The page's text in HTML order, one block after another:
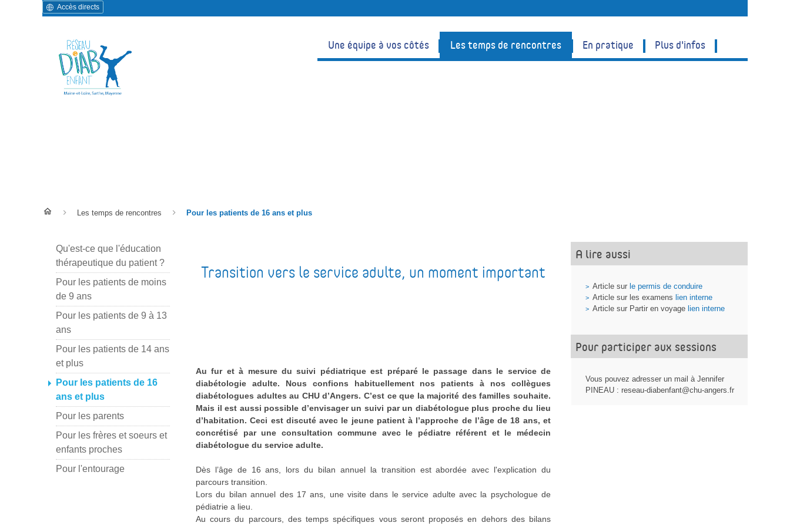
Accès directs
Une équipe à vos côtés Les temps de rencontres En pratique Plus d'infos
Les temps de rencontres Pour les patients de 16 ans et plus
Transition vers le service adulte, un moment important
Au fur et à mesure du suivi pédiatrique est préparé le passage dans le service de
diabétologie adulte. Nous confions habituellement nos patients à nos collègues
diabétologues adultes au CHU d’Angers. C’est ce que la majorité des familles souhaite.
Mais il est aussi possible d’envisager un suivi par un diabétologue plus proche du lieu
d’habitation. Ceci est discuté avec le jeune patient à l’approche de l’âge de 18 ans, et
concrétisé par une consultation commune avec le pédiatre référent et le médecin
diabétologue du service adulte.
Dès l’âge de 16 ans, lors du bilan annuel la transition est abordée avec l'explication du
parcours transition.
Lors du bilan annuel des 17 ans, une visite dans le service adulte avec la psychologue de
pédiatrie a lieu.
Au cours du parcours, des temps spécifiques vous seront proposés en dehors des bilans
A lire aussi
Article sur le permis de conduire
Article sur les examens lien interne
Article sur Partir en voyage lien interne
Pour participer aux sessions
Vous pouvez adresser un mail à Jennifer
PINEAU : reseau-diabenfant@chu-angers.fr
Qu'est-ce que l'éducation
thérapeutique du patient ?
Pour les patients de moins
de 9 ans
Pour les patients de 9 à 13
ans
Pour les patients de 14 ans
et plus
Pour les patients de 16
ans et plus
Pour les parents
Pour les frères et soeurs et
enfants proches
Pour l'entourage